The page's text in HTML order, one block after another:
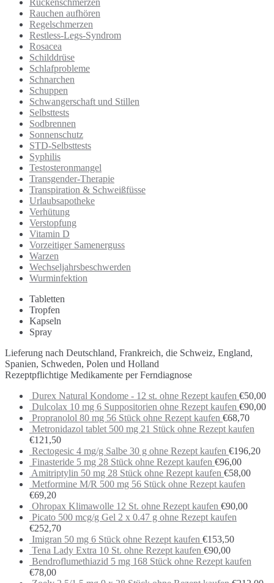
Rückenschmerzen
Rauchen aufhören
Regelschmerzen
Restless-Legs-Syndrom
Rosacea
Schilddrüse
Schlafprobleme
Schnarchen
Schuppen
Schwangerschaft und Stillen
Selbsttests
Sodbrennen
Sonnenschutz
STD-Selbsttests
Syphilis
Testosteronmangel
Transgender-Therapie
Transpiration & Schweißfüsse
Urlaubsapotheke
Verhütung
Verstopfung
Vitamin D
Vorzeitiger Samenerguss
Warzen
Wechseljahrsbeschwerden
Wurminfektion
Tabletten
Tropfen
Kapseln
Spray
Lieferung nach Deutschland, Frankreich, die Schweiz, England,
Spanien, Schweden, Polen und Holland
Rezeptpflichtige Medikamente per Ferndiagnose
Durex Natural Kondome - 12 st. ohne Rezept kaufen €50,00
Dulcolax 10 mg 6 Suppositorien ohne Rezept kaufen €90,00
Propranolol 80 mg 56 Stück ohne Rezept kaufen €68,70
Metronidazol tablet 500 mg 21 Stück ohne Rezept kaufen
€121,50
Rectogesic 4 mg/g Salbe 30 g ohne Rezept kaufen €196,20
Finasteride 5 mg 28 Stück ohne Rezept kaufen €96,00
Amitriptylin 50 mg 28 Stück ohne Rezept kaufen €58,00
Metformine M/R 500 mg 56 Stück ohne Rezept kaufen
€69,20
Ohropax Klimawolle 12 St. ohne Rezept kaufen €90,00
Picato 500 mcg/g Gel 2 x 0.47 g ohne Rezept kaufen
€252,70
Imigran 50 mg 6 Stück ohne Rezept kaufen €153,50
Tena Lady Extra 10 St. ohne Rezept kaufen €90,00
Bendroflumethiazid 5 mg 168 Stück ohne Rezept kaufen
€78,00